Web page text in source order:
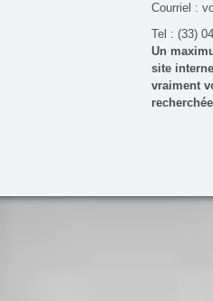
Courriel :
Tel : (33)
Un
site
vraiment